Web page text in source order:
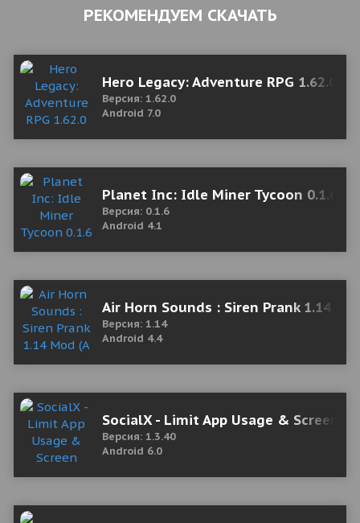
РЕКОМЕНДУЕМ СКАЧАТЬ
Hero Legacy: Adventure RPG 1.62.0
Версия: 1.62.0
Android 7.0
Planet Inc: Idle Miner Tycoon 0.1.6
Версия: 0.1.6
Android 4.1
Air Horn Sounds : Siren Prank 1.14
Версия: 1.14
Android 4.4
SocialX - Limit App Usage & Screen
Версия: 1.3.40
Android 6.0